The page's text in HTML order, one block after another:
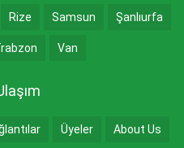
Rize Samsun Şanlıurfa
Van
Üyeler About Us